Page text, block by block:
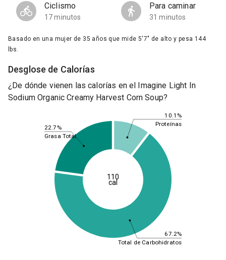
Ciclismo
17 minutos
Para caminar
31 minutos
Basado en una mujer de 35 años que mide 5'7" de alto y pesa 144
lbs.
Desglose de Calorías
¿De dónde vienen las calorías en el Imagine Light In
Sodium Organic Creamy Harvest Corn Soup?
10.1%
67.2%
22.7%
Proteínas
Total de Carbohidratos
Grasa Total
110
cal